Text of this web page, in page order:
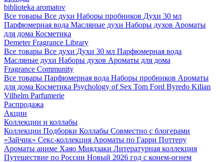
biblioteka aromatov
Все товары Все духи Наборы пробников Духи 30 мл
Парфюмерная вода Масляные духи Наборы духов Ароматы
для дома Косметика
Demeter Fragrance Library
Все товары Все духи Духи 30 мл Парфюмерная вода
Масляные духи Наборы духов Ароматы для дома
Fragrance Community
Все товары Парфюмерная вода Наборы пробников Ароматы
для дома Косметика Psychology of Sex Tom Ford Byredo Kilian
Vilhelm Parfumerie
Распродажа
Акции
Коллекции и коллабы
Коллекции Подборки Коллабы Совместно с блогерами
«Зайчик» Секс-коллекция Ароматы по Гарри Поттеру
Ароматы аниме Хаяо Миядзаки Литературная коллекция
Путешествие по России Новый 2026 год с конем-огнем